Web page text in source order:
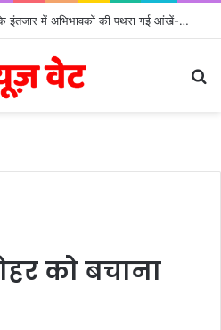
आरटीई की दूसरी लॉटरी खुलने के इंतजार में अभिभावकों की पथरा गई आंखें- मोर्चा
को बचाना